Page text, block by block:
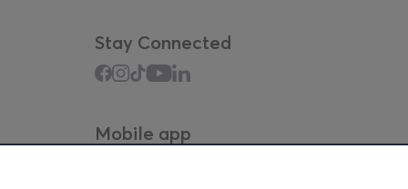
Stay Connected
Mobile app